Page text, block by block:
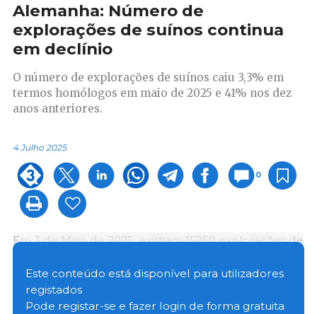
Alemanha: Número de
explorações de suínos continua
em declínio
O número de explorações de suínos caiu 3,3% em
termos homólogos em maio de 2025 e 41% nos dez
anos anteriores.
4 Julho 2025
0
Em 3 de Maio de 2025, existiam 15250 explorações de
preliminares do inquérito à pecuária, o
Departamento Federal de Estatística (Destatis)
informa que o número de explorações diminuiu 2,6%
Este conteúdo está disponível para utilizadores
registados
Pode registar-se e fazer login de forma gratuita